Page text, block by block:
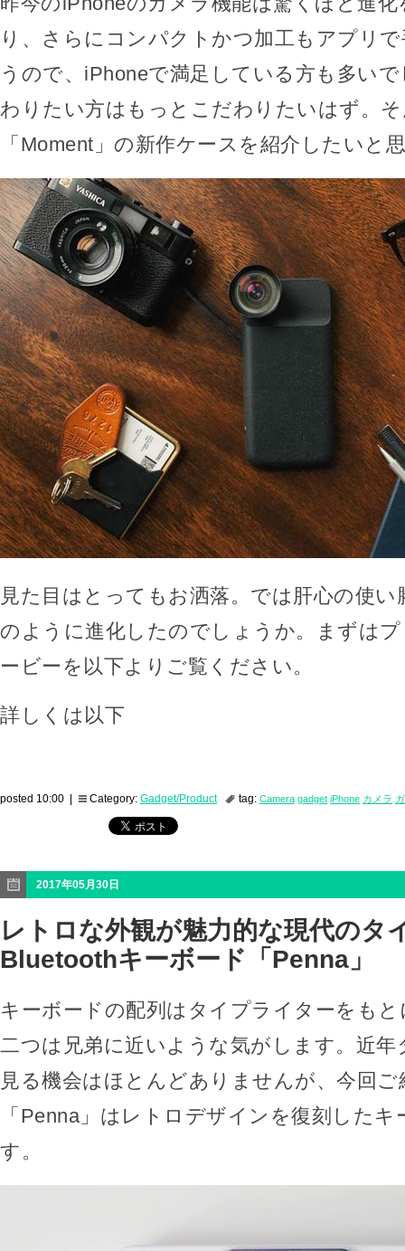
り、さらにコンパクトかつ加工もアプリ
うので、iPhoneで満足している方も多い
わりたい方はもっとこだわりたいはず。
「Moment」の新作ケースを紹介したいと
見た目はとってもお洒落。では肝心の使い
のように進化したのでしょうか。まずは
ービーを以下よりご覧ください。
詳しくは以下
posted 10:00 | Category: Gadget/Product tag: Camera gadget iPhone カメラ
2017年05月30日
レトロな外観が魅力的な現代のタ
Bluetoothキーボード「Penna」
キーボードの配列はタイプライターをも
二つは兄弟に近いような気がします。近
見る機会はほとんどありませんが、今回ご
「Penna」はレトロデザインを復刻した
す。